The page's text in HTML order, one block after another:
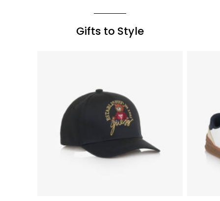
Gifts to Style